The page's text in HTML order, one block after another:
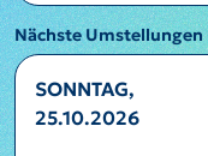
Nächste Umstellungen
SONNTAG,
25.10.2026